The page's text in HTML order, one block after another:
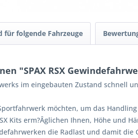
für folgende Fahrzeuge
"SPAX RSX
im eingebauten Zustand schnell
möchten, um das
Kits erm?Âglichen Ihnen, Höhe und
die Radlast und damit